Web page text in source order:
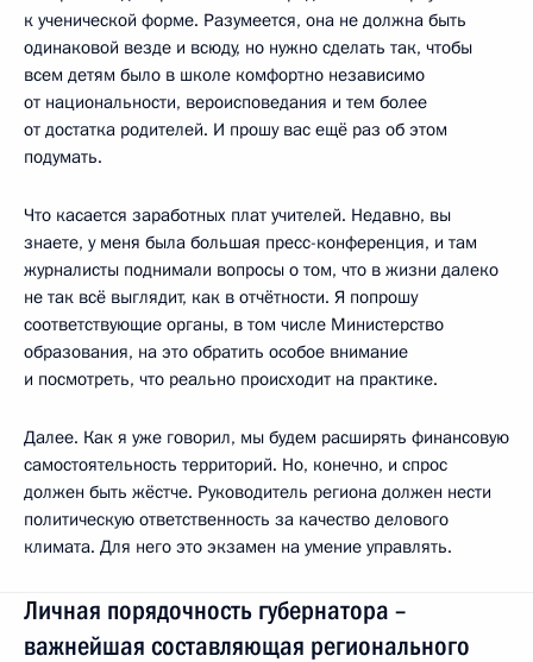
к ученической форме. Разумеется, она не должна быть
одинаковой везде и всюду, но нужно сделать так, чтобы
всем детям было в школе комфортно независимо
от национальности, вероисповедания и тем более
от достатка родителей. И прошу вас ещё раз об этом
подумать.
Что касается заработных плат учителей. Недавно, вы
знаете, у меня была большая пресс-конференция, и там
журналисты поднимали вопросы о том, что в жизни далеко
не так всё выглядит, как в отчётности. Я попрошу
соответствующие органы, в том числе Министерство
образования, на это обратить особое внимание
и посмотреть, что реально происходит на практике.
Далее. Как я уже говорил, мы будем расширять финансовую
самостоятельность территорий. Но, конечно, и спрос
должен быть жёстче. Руководитель региона должен нести
политическую ответственность за качество делового
климата. Для него это экзамен на умение управлять.
Личная порядочность губернатора –
важнейшая составляющая регионального